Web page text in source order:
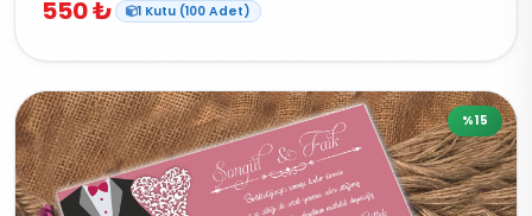
550 ₺ 1 Kutu (100 Adet)
%15